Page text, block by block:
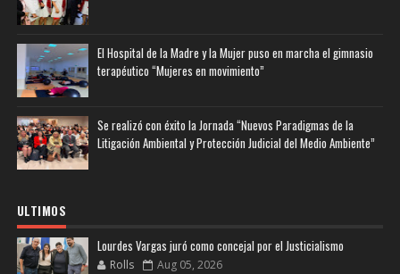
El Hospital de la Madre y la Mujer puso en marcha el gimnasio
terapéutico “Mujeres en movimiento”
Se realizó con éxito la Jornada “Nuevos Paradigmas de la
Litigación Ambiental y Protección Judicial del Medio Ambiente”
ULTIMOS
Lourdes Vargas juró como concejal por el Justicialismo
Rolls Aug 05, 2026